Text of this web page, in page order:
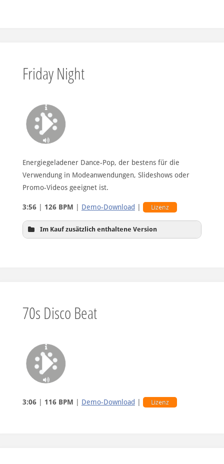
Friday Night
Energiegeladener Dance-Pop, der bestens für die
Verwendung in Modeanwendungen, Slideshows oder
Promo-Videos geeignet ist.
3:56| 126 BPM Demo-Download Lizenz
Im Kauf zusätzlich enthaltene Version
70s Disco Beat
3:06| 116 BPM Demo-Download Lizenz